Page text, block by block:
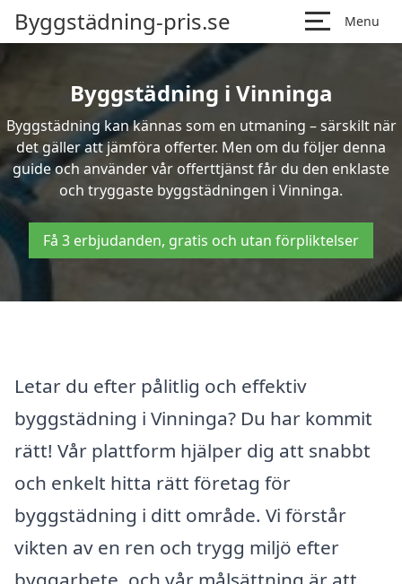
Byggstädning-pris.se Menu
Byggstädning i Vinninga
Byggstädning kan kännas som en utmaning – särskilt när
det gäller att jämföra offerter. Men om du följer denna
guide och använder vår offerttjänst får du den enklaste
och tryggaste byggstädningen i Vinninga.
Få 3 erbjudanden, gratis och utan förpliktelser
Letar du efter pålitlig och effektiv
byggstädning i Vinninga? Du har kommit
rätt! Vår plattform hjälper dig att snabbt
och enkelt hitta rätt företag för
byggstädning i ditt område. Vi förstår
vikten av en ren och trygg miljö efter